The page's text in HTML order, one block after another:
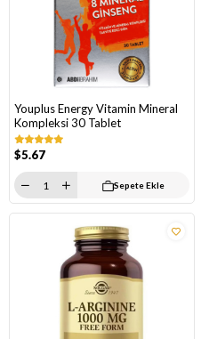
Youplus Energy Vitamin Mineral
Kompleksi 30 Tablet
$5.67
Sepete Ekle